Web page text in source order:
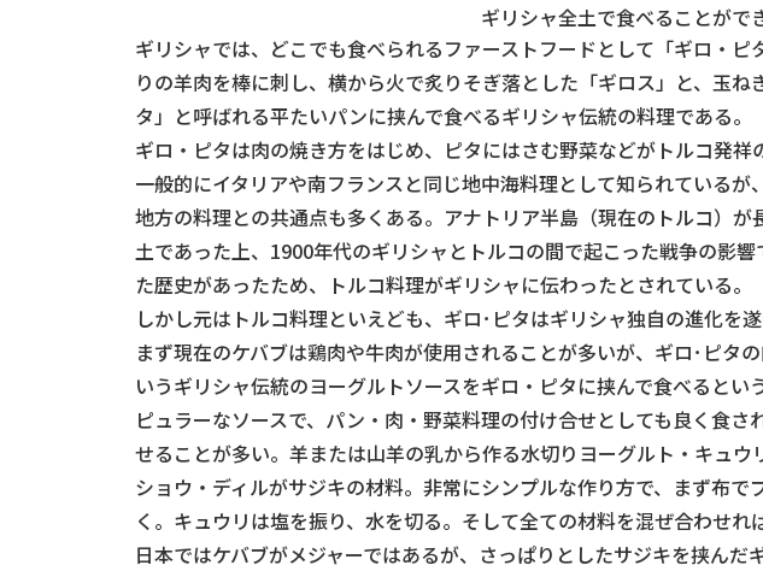
ギリシャ全土で食べることがで
ギリシャでは、どこでも食べられるファーストフードとして「ギロ・
りの羊肉を棒に刺し、横から火で炙りそぎ落とした「ギロス」と、玉
タ」と呼ばれる平たいパンに挟んで食べるギリシャ伝統の料理である。
ギロ・ピタは肉の焼き方をはじめ、ピタにはさむ野菜などがトルコ発
一般的にイタリアや南フランスと同じ地中海料理として知られている
地方の料理との共通点も多くある。アナトリア半島（現在のトルコ）
土であった上、1900年代のギリシャとトルコの間で起こった戦争の影
た歴史があったため、トルコ料理がギリシャに伝わったとされている。
しかし元はトルコ料理といえども、ギロ･ピタはギリシャ独自の進化を
まず現在のケバブは鶏肉や牛肉が使用されることが多いが、ギロ･ピタ
いうギリシャ伝統のヨーグルトソースをギロ・ピタに挟んで食べると
ピュラーなソースで、パン・肉・野菜料理の付け合せとしても良く食
せることが多い。羊または山羊の乳から作る水切りヨーグルト・キュ
ショウ・ディルがサジキの材料。非常にシンプルな作り方で、まず布
く。キュウリは塩を振り、水を切る。そして全ての材料を混ぜ合わせれ
日本ではケバブがメジャーではあるが、さっぱりとしたサジキを挟ん